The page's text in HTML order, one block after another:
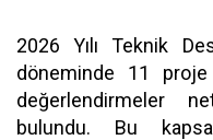
2026 Yılı Teknik
döneminde 11 proje
değerlendirmeler
bulundu. Bu